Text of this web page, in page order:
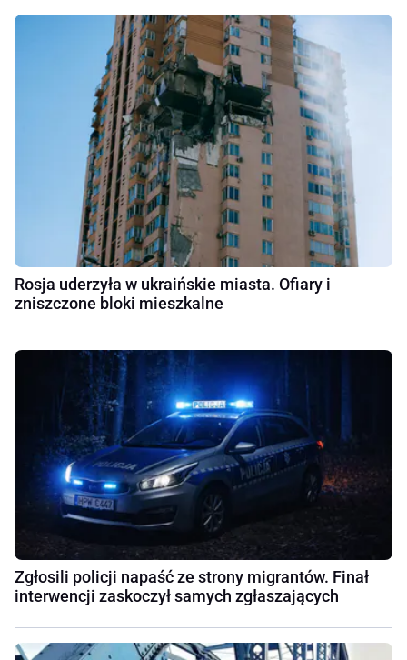
Rosja uderzyła w ukraińskie miasta. Ofiary i
zniszczone bloki mieszkalne
Zgłosili policji napaść ze strony migrantów. Finał
interwencji zaskoczył samych zgłaszających